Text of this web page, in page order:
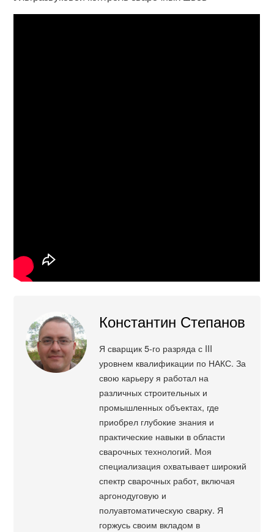
Константин Степанов
Я сварщик 5-го разряда с III
уровнем квалификации по НАКС. За
свою карьеру я работал на
различных строительных и
промышленных объектах, где
приобрел глубокие знания и
практические навыки в области
сварочных технологий. Моя
специализация охватывает широкий
спектр сварочных работ, включая
аргонодуговую и
полуавтоматическую сварку. Я
горжусь своим вкладом в